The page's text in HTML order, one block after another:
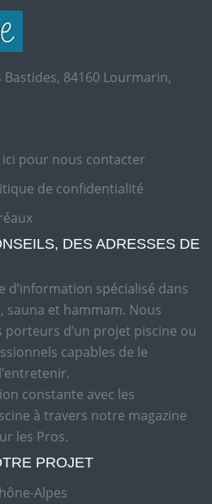
84160 Lourmarin,
ici pour nous contacter
de confidentialité
DES ADRESSES DE
d’information spécialisé dans
sauna et hammam. Nous
d’un projet piscine ou
capables de le
constante avec les
à travers notre magazine
les Pros.
PROJET
Alpes